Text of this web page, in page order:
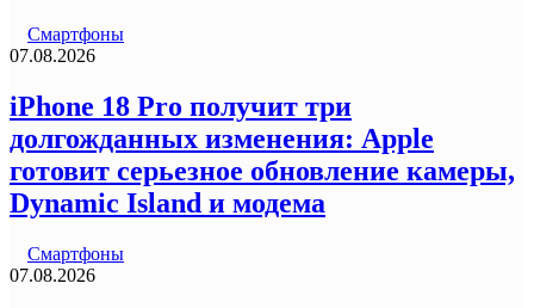
Смартфоны
07.08.2026
iPhone 18 Pro получит три
долгожданных изменения: Apple
готовит серьезное обновление камеры,
Dynamic Island и модема
Смартфоны
07.08.2026